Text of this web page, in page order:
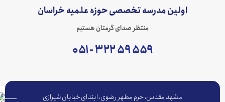
اولین مدرسه تخصصی حوزه علمیه خراسان
منتظر صدای گرمتان هستیم
مشهد مقدس، حرم مطهر رضوی، ابتدای خیابان شیرازی